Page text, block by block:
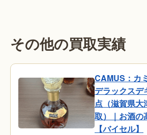
その他の買取実績
CAMUS：カ
デラックスデ
点（滋賀県大
取）｜お酒の
【バイセル】